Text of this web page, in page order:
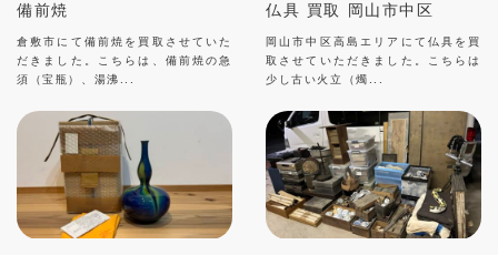
備前焼
倉敷市にて備前焼を買取させていた
だきました。こちらは、備前焼の急
須（宝瓶）、湯沸...
仏具 買取 岡山市中区
岡山市中区高島エリアにて仏具を買
取させていただきました。こちらは
少し古い火立（燭...